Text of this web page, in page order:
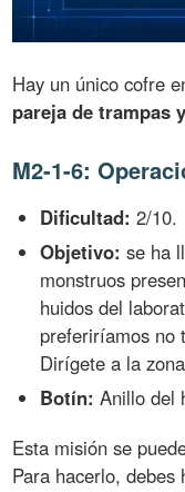
Hay un único cofre
pareja de trampas
M2-1-6:
Dificultad: 2/10.
Objetivo: se ha
monstruos
huidos del
preferiríamos no
Dirígete a la
Botín: Anillo del
Esta misión se
Para hacerlo,